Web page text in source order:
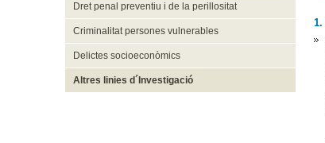
Dret penal preventiu i de la perillositat
Criminalitat persones vulnerables
Delictes socioeconòmics
Altres linies d´Investigació
1.